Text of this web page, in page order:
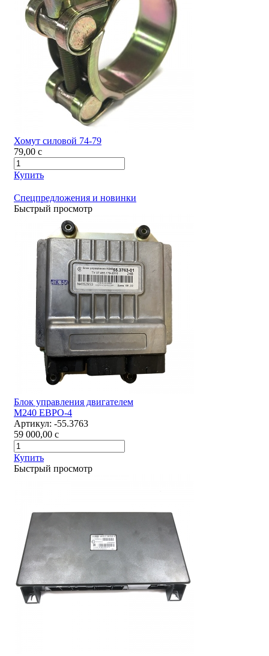
Хомут силовой 74-79
79,00 c
Купить
Спецпредложения и новинки
Быстрый просмотр
Блок управления двигателем
М240 ЕВРО-4
Артикул: -55.3763
59 000,00 c
Купить
Быстрый просмотр